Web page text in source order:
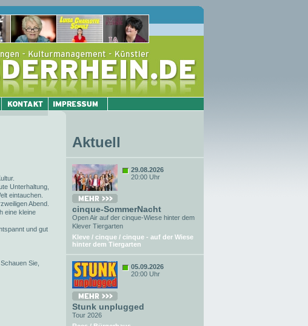
Unterhaltung,
eintauchen.
Abend.
eine kleine
und gut
Sie,
Aktuell
29.08.2026
20:00 Uhr
cinque-SommerNacht
Open Air auf der cinque-Wiese hinter dem
Klever Tiergarten
Kleve / cinque / cinque - auf der Wiese
hinter dem Tiergarten
05.09.2026
20:00 Uhr
Stunk unplugged
Tour 2026